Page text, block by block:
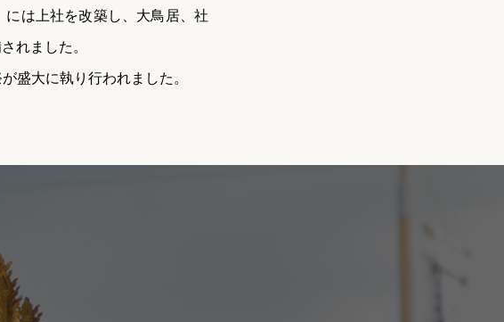
は上社を改築し、大鳥居、社
れました。
盛大に執り行われました。